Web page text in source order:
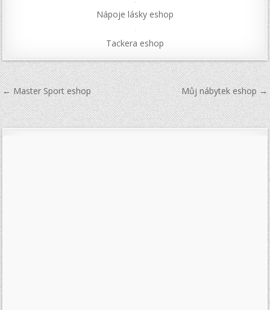
Nápoje lásky eshop
Tackera eshop
Navigace
pro
příspěvek
← Master Sport eshop Můj nábytek eshop →